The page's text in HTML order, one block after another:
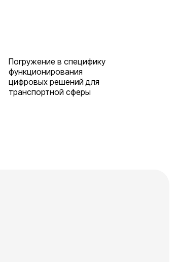
Погружение в специфику
функционирования
цифровых решений для
транспортной сферы